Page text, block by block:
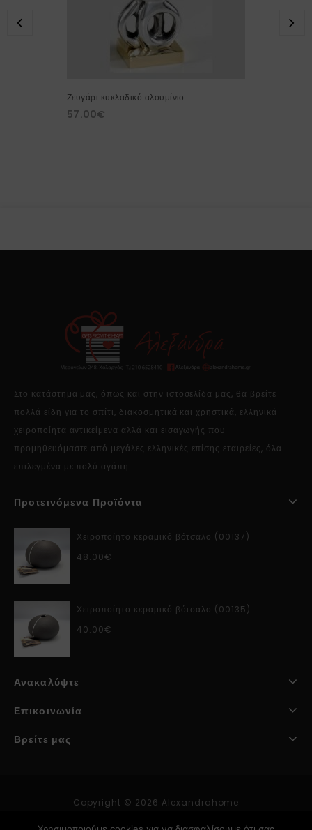
Ζευγάρι κυκλαδικό αλουμίνιο
57.00€
Στο κατάστημα μας, όπως και στην ιστοσελίδα μας, θα βρείτε
πολλά είδη για το σπίτι, διακοσμητικά και χρηστικά, ελληνικά
χειροποίητα αντικείμενα αλλά και εισαγωγής που
προμηθευόμαστε από μεγάλες ελληνικές επίσης εταιρείες, όλα
επιλεγμένα με πολύ αγάπη.
Προτεινόμενα Προϊόντα
Χειροποίητο κεραμικό βότσαλο (00137)
48.00€
Χειροποίητο κεραμικό βότσαλο (00135)
40.00€
Ανακαλύψτε
Επικοινωνία
Βρείτε μας
Copyright © 2026 Alexandrahome